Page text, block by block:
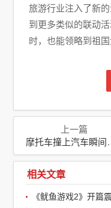
旅游行业注入了新
到更多类似的联动
时，也能领略到祖
上一篇
摩托车撞上汽车瞬间起火，骑手不幸身亡，交通安全警钟再响
相关文章